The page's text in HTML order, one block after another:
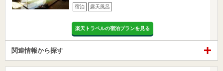
宿泊 露天風呂
楽天トラベルの宿泊プランを見る
関連情報から探す